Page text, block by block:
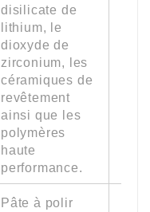
disilicate de
lithium, le
dioxyde de
zirconium, les
céramiques de
revêtement
ainsi que les
polymères
haute
performance.
Pâte à polir